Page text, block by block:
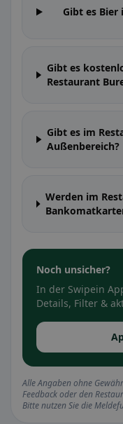
Gibt es Bier
Gibt es
Restaurant
Gibt es im
Außenbereich?
Werden im
Noch unsicher?
In der Swipein
Details, Filter &
Alle Angaben ohne
Feedback oder den
Bitte nutzen Sie die